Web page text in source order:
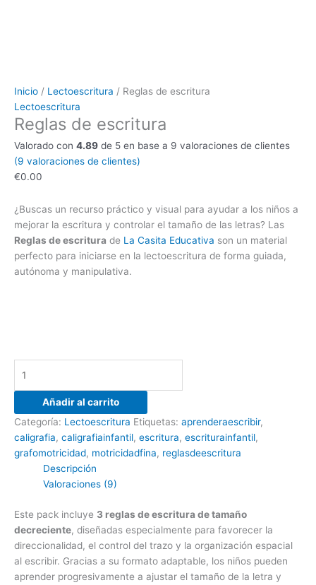
Inicio / Lectoescritura / Reglas de escritura
Lectoescritura
Reglas de escritura
Valorado con 4.89 de 5 en base a 9 valoraciones de clientes
(9 valoraciones de clientes)
€0.00
¿Buscas un recurso práctico y visual para ayudar a los niños a
mejorar la escritura y controlar el tamaño de las letras? Las
Reglas de escritura de La Casita Educativa son un material
perfecto para iniciarse en la lectoescritura de forma guiada,
autónoma y manipulativa.
Añadir al carrito
Categoría: Lectoescritura Etiquetas: aprenderaescribir,
caligrafia, caligrafiainfantil, escritura, escriturainfantil,
grafomotricidad, motricidadfina, reglasdeescritura
Descripción
Valoraciones (9)
Este pack incluye 3 reglas de escritura de tamaño
decreciente, diseñadas especialmente para favorecer la
direccionalidad, el control del trazo y la organización espacial
al escribir. Gracias a su formato adaptable, los niños pueden
aprender progresivamente a ajustar el tamaño de la letra y